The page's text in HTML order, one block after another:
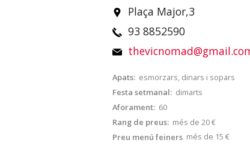
Plaça Major,3
93 8852590
Apats: esmorzars, dinars i sopars
Festa setmanal: dimarts
Aforament: 60
Rang de preus: més de 20 €
Preu menú feiners més de 15 €